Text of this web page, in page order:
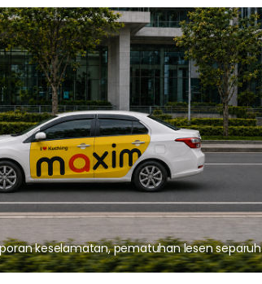
keselamatan, pematuhan lesen separuh